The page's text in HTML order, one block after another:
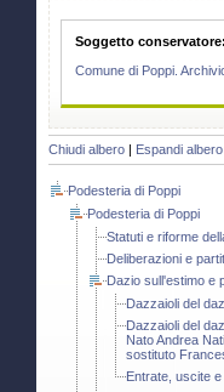
Soggetto conservatore:
Comune di Poppi.
Chiudi albero Espandi albero
Podesteria di Poppi
Podesteria di Poppi
Statuti e riforme
Deliberazioni e
Dazio sull'estimo e
Dazzaioli del
Dazzaioli del
Nato Andrea
sostituto
Entrate, uscite